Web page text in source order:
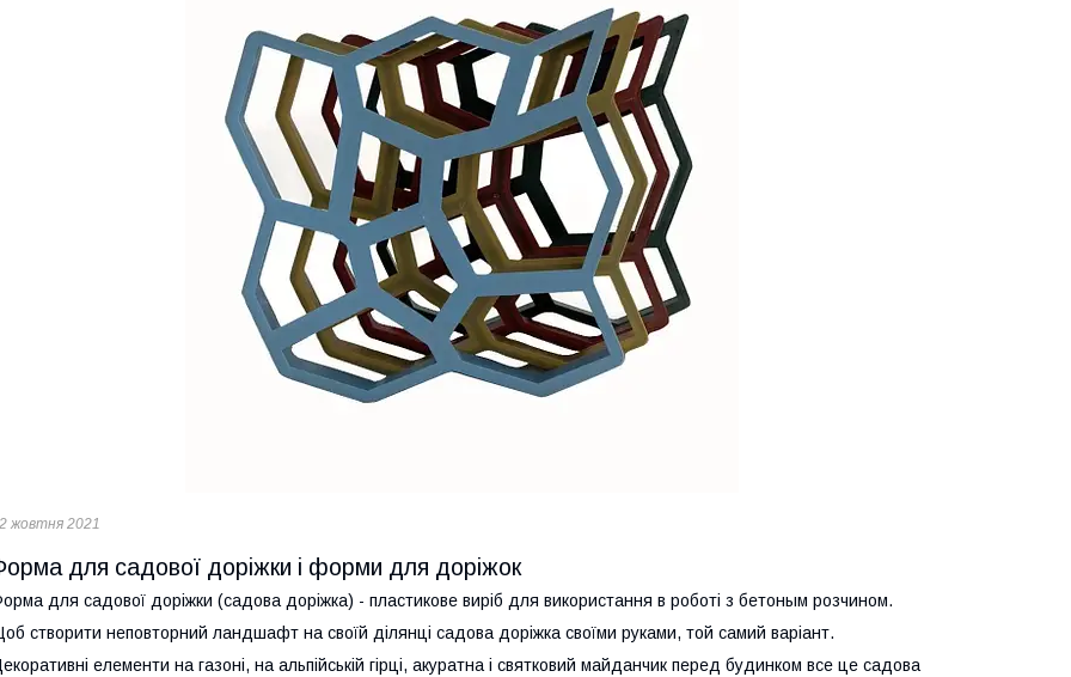
жовтня 2021
для садової доріжки і форми для доріжок
для садової доріжки (садова доріжка) - пластикове виріб для використання в роботі з бетоным розчином.
створити неповторний ландшафт на своїй ділянці садова доріжка своїми руками, той самий варіант.
елементи на газоні, на альпійській гірці, акуратна і святковий майданчик перед будинком все це садова